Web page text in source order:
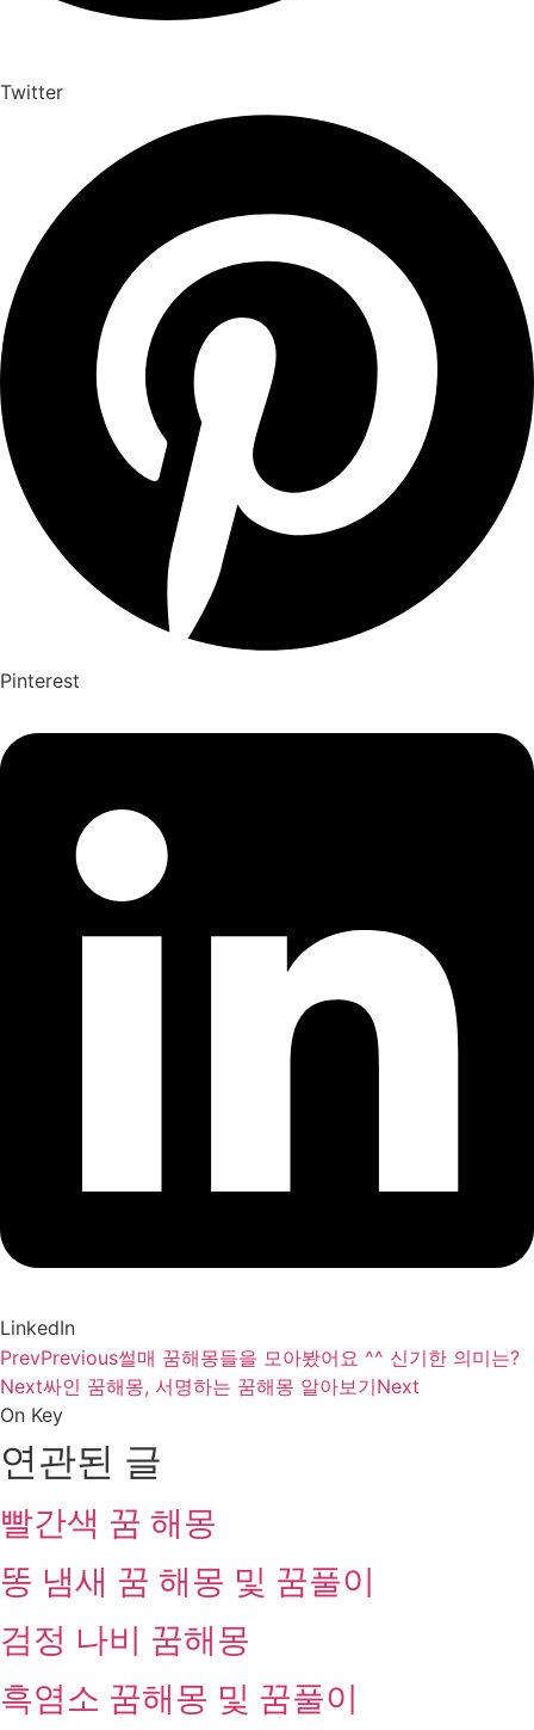
Twitter
Pinterest
LinkedIn
PrevPrevious썰매 꿈해몽들을 모아봤어요 ^^ 신기한 의미는?
Next싸인 꿈해몽, 서명하는 꿈해몽 알아보기Next
On Key
연관된 글
빨간색 꿈 해몽
똥 냄새 꿈 해몽 및 꿈풀이
검정 나비 꿈해몽
흑염소 꿈해몽 및 꿈풀이